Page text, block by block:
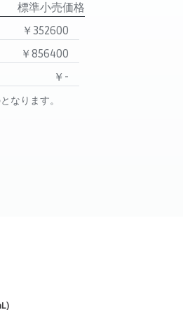
標準小売価格
￥352600
￥856400
￥-
なります。